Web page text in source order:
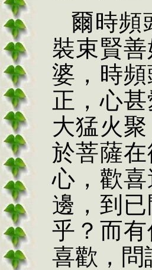
爾時頻
裝束賢
婆，時
正，心
大猛火
於菩薩
心，歡
邊，到
乎？而
喜歡，問